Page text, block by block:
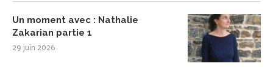
Un moment avec : Nathalie
Zakarian partie 1
29 juin 2026